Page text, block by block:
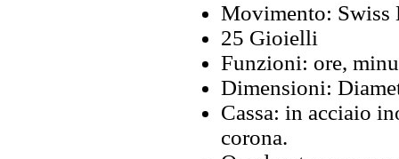
Movimento: Swiss
25 Gioielli
Funzioni: ore,
Dimensioni:
Cassa: in acciaio
corona.